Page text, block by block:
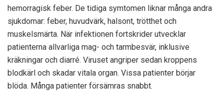
hemorragisk feber. De tidiga symtomen liknar många andra
sjukdomar: feber, huvudvärk, halsont, trötthet och
muskelsmärta. När infektionen fortskrider utvecklar
patienterna allvarliga mag- och tarmbesvär, inklusive
kräkningar och diarré. Viruset angriper sedan kroppens
blodkärl och skadar vitala organ. Vissa patienter börjar
blöda. Många patienter försämras snabbt.